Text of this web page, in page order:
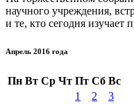
научного учреждения,
и те, кто сегодня изучает
Апрель 2016 года
Пн Вт Ср Чт Пт Сб Вс
1
2
3